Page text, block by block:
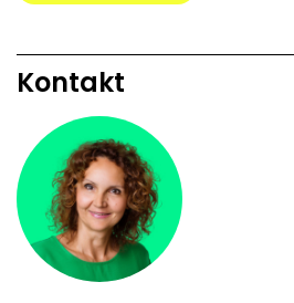
Kontakt